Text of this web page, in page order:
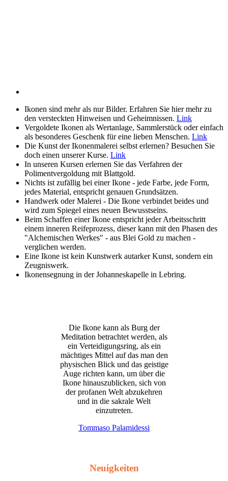
Ikonen sind mehr als nur Bilder. Erfahren Sie hier mehr zu
den versteckten Hinweisen und Geheimnissen. Link
Vergoldete Ikonen als Wertanlage, Sammlerstück oder einfach
als besonderes Geschenk für eine lieben Menschen. Link
Die Kunst der Ikonenmalerei selbst erlernen? Besuchen Sie
doch einen unserer Kurse. Link
In unseren Kursen erlernen Sie das Verfahren der
Polimentvergoldung mit Blattgold.
Nichts ist zufällig bei einer Ikone - jede Farbe, jede Form,
jedes Material, entspricht genauen Grundsätzen.
Handwerk oder Malerei - Die Ikone verbindet beides und
wird zum Spiegel eines neuen Bewusstseins.
Beim Schaffen einer Ikone entspricht jeder Arbeitsschritt
einem inneren Reifeprozess, dieser kann mit den Phasen des
"Alchemischen Werkes" - aus Blei Gold zu machen -
verglichen werden.
Eine Ikone ist kein Kunstwerk autarker Kunst, sondern ein
Zeugniswerk.
Ikonensegnung in der Johanneskapelle in Lebring.
Die Ikone kann als Burg der
Meditation betrachtet werden, als
ein Verteidigungsring, als ein
mächtiges Mittel auf das man den
physischen Blick und das geistige
Auge richten kann, um über die
Ikone hinauszublicken, sich von
der profanen Welt abzukehren
und in die sakrale Welt
einzutreten.
Tommaso Palamidessi
Neuigkeiten